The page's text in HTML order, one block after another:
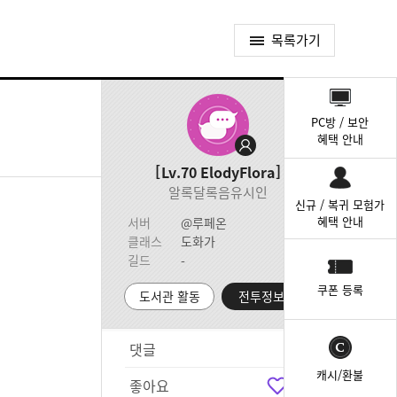
목록가기
Lv.70 ElodyFlora
알록달록음유시인
서버
@루페온
클래스
도화가
길드
-
도서관 활동 전투정보실
댓글
좋아요
PC방 / 보안
혜택 안내
신규 / 복귀 모험가
혜택 안내
쿠폰 등록
캐시/환불